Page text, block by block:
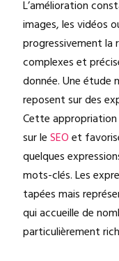
L’amélioration
images, les vidéos
progressivement la
complexes et
donnée. Une étude
reposent sur des
Cette appropriation
sur leSEOet
quelques
mots-clés. Les
tapées mais
qui accueille de
particulièrement